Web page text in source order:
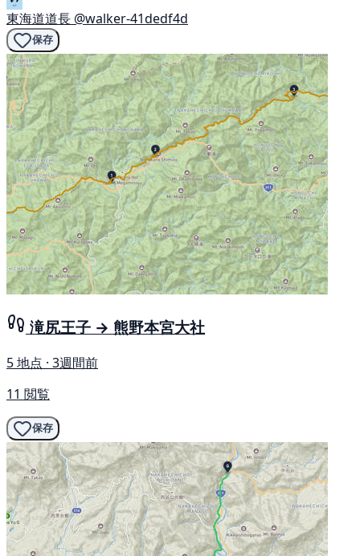
東海道道長 @walker-41dedf4d
保存
滝尻王子 → 熊野本宮大社
5 地点 · 3週間前
11 閲覧
保存